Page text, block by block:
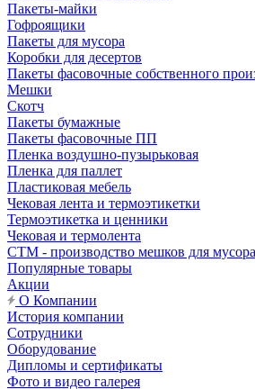
Пакеты-майки
Гофроящики
Пакеты для мусора
Коробки для десертов
Пакеты фасовочные собственного
Мешки
Скотч
Пакеты бумажные
Пакеты фасовочные ПП
Пленка воздушно-пузырьковая
Пленка для паллет
Пластиковая мебель
Чековая лента и термоэтикетки
Термоэтикетка и ценники
Чековая и термолента
СТМ - производство мешков для мусора
Популярные товары
Акции
О Компании
История компании
Сотрудники
Оборудование
Дипломы и сертификаты
Фото и видео галерея